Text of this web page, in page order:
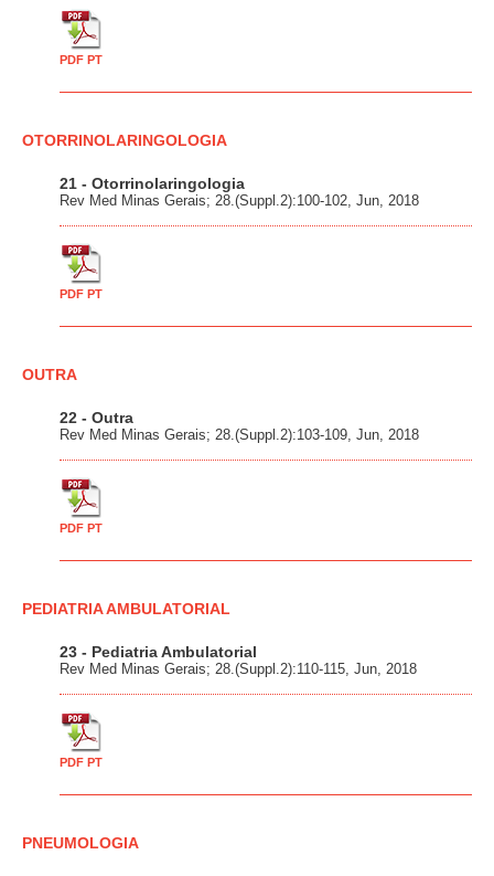
PDF PT
OTORRINOLARINGOLOGIA
21 - Otorrinolaringologia
Rev Med Minas Gerais; 28.(Suppl.2):100-102, Jun, 2018
PDF PT
OUTRA
22 - Outra
Rev Med Minas Gerais; 28.(Suppl.2):103-109, Jun, 2018
PDF PT
PEDIATRIA AMBULATORIAL
23 - Pediatria Ambulatorial
Rev Med Minas Gerais; 28.(Suppl.2):110-115, Jun, 2018
PDF PT
PNEUMOLOGIA